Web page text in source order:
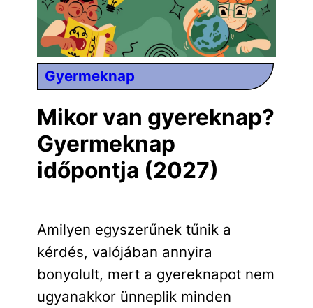
Gyermeknap
Mikor van gyereknap?
Gyermeknap
időpontja (2027)
Amilyen egyszerűnek tűnik a
kérdés, valójában annyira
bonyolult, mert a gyereknapot nem
ugyanakkor ünneplik minden